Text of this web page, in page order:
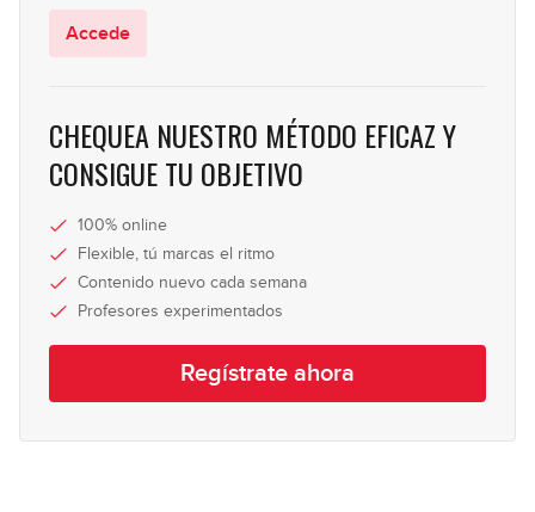
17
18
Desplazamiento rítmico
(intermedio)
19
Accede
CHEQUEA NUESTRO MÉTODO EFICAZ Y
CONSIGUE TU OBJETIVO
100% online
Flexible, tú marcas el ritmo
Contenido nuevo cada semana
Profesores experimentados
Regístrate ahora